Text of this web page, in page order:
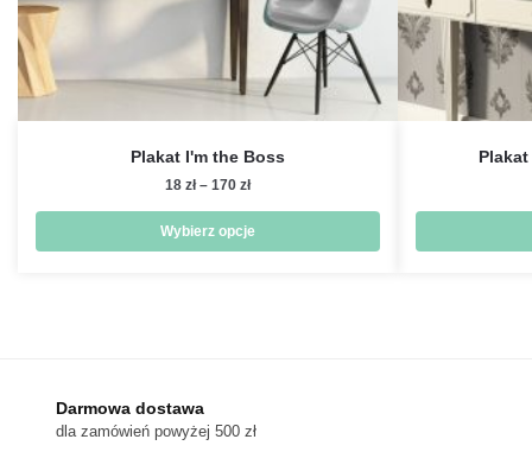
Plakat I'm the Boss
18 zł – 170 złZakres
od
18 zł
Wybierz opcje
można
Darmowa dostawa
dla zamówień powyżej 500 zł